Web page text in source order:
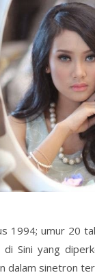
1994; umur 20
Sini yang
dalam sinetron